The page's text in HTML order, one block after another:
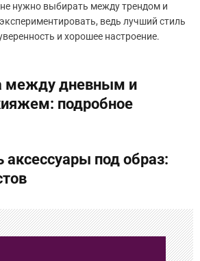
нужно выбирать между трендом и
ведь лучший стиль
и хорошее настроение.
между дневным и
подробное
аксессуары под образ: